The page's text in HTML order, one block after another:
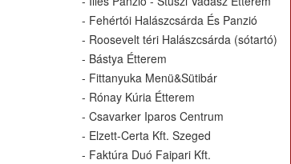
- Fehértói Halászcsárda És Panzió
- Roosevelt téri Halászcsárda (sótartó)
- Bástya Étterem
- Fittanyuka Menü&Sütibár
- Rónay Kúria Étterem
- Csavarker Iparos Centrum
- Elzett-Certa Kft. Szeged
- Faktúra Duó Faipari Kft.